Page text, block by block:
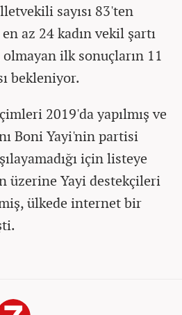
sayısı 83'ten
en az 24 kadın vekil şartı
ilk sonuçların 11
bekleniyor.
2019'da yapılmış ve
Boni Yayi'nin partisi
için listeye
üzerine Yayi destekçileri
ülkede internet bir